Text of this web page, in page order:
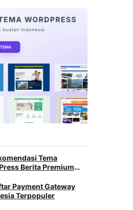
Tema
Berita Premium
Payment Gateway
Terpopuler